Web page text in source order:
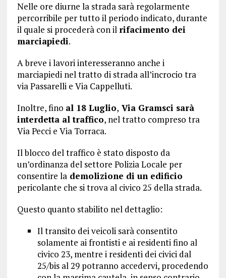
Nelle ore diurne la strada sarà regolarmente
percorribile per tutto il periodo indicato, durante
il quale si procederà con il rifacimento dei
marciapiedi.
A breve i lavori interesseranno anche i
marciapiedi nel tratto di strada all’incrocio tra
via Passarelli e Via Cappelluti.
Inoltre, fino al 18 Luglio, Via Gramsci sarà
interdetta al traffico, nel tratto compreso tra
Via Pecci e Via Torraca.
Il blocco del traffico è stato disposto da
un’ordinanza del settore Polizia Locale per
consentire lademolizione di un edificio
pericolante che si trova al civico 25 della strada.
Questo quanto stabilito nel dettaglio:
Il transito dei veicoli sarà consentito
solamente ai frontisti e ai residenti fino al
civico 23, mentre i residenti dei civici dal
25/bis al 29 potranno accedervi, procedendo